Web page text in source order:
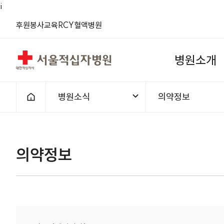
i
후원(새 창)
봉사(새 창)
교육(새 창)
RCY(새 창)
혈액(새 창)
병원
서울적십자병원 병원소개
홈으로 1차메뉴
병원소식
2차메뉴
의약정보
의약정보 | 병원소식 |
의약정보